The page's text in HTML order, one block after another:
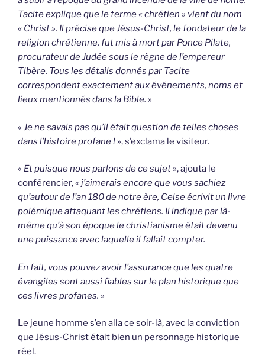
Tacite explique que le terme « chrétien » vient du nom
« Christ ». Il précise que Jésus-Christ, le fondateur de la
religion chrétienne, fut mis à mort par Ponce Pilate,
procurateur de Judée sous le règne de l’empereur
Tibère. Tous les détails donnés par Tacite
correspondent exactement aux événements, noms et
lieux mentionnés dans la Bible. »
« Je ne savais pas qu’il était question de telles choses
dans l’histoire profane ! », s’exclama le visiteur.
« Et puisque nous parlons de ce sujet », ajouta le
conférencier, « j’aimerais encore que vous sachiez
qu’autour de l’an 180 de notre ère, Celse écrivit un livre
polémique attaquant les chrétiens. Il indique par là-
même qu’à son époque le christianisme était devenu
une puissance avec laquelle il fallait compter.
En fait, vous pouvez avoir l’assurance que les quatre
évangiles sont aussi fiables sur le plan historique que
ces livres profanes. »
Le jeune homme s’en alla ce soir-là, avec la conviction
que Jésus-Christ était bien un personnage historique
réel.